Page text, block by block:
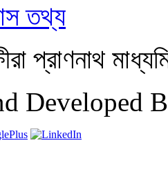
তথ্য
প্রাণনাথ
Developed